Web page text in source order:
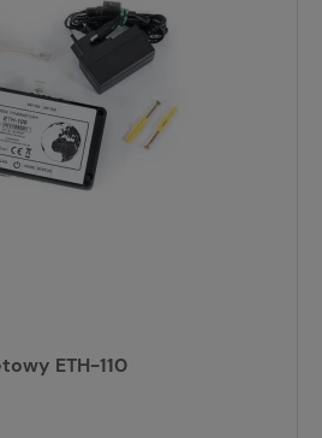
ETH-110